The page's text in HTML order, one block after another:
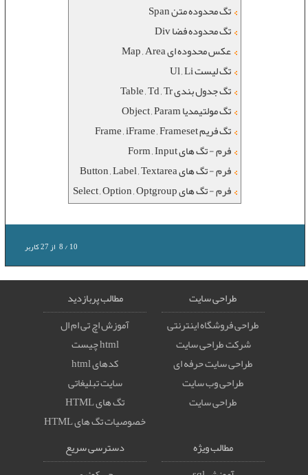
تگ محدوده متن Span
تگ محدوده فضا Div
عکس محدوده ای Map , Area
تگ لیست Ul , Li
تگ جدول بندی Table , Td , Tr
تگ مولتیمدیا Object , Param
تگ فریم Frame , iFrame , Frameset
فرم - تگ های Form , Input
فرم - تگ های Button , Label , Textarea
فرم - تگ های Select , Option , Optgroup
8/10 از27کاربر
طراحی سایت
طراحی فروشگاه اینترنتی
شرکت طراحی سایت
طراحی سایت حرفه ای
طراحی وب سایت
طراحی سایت
مطالب پربازدید
آموزش اچ تی ام ال
html چیست
کدهای html
سایت تبلیغاتی
تگ های HTML
خصوصيات تگ های HTML
مطالب ویژه
دسترسی سریع